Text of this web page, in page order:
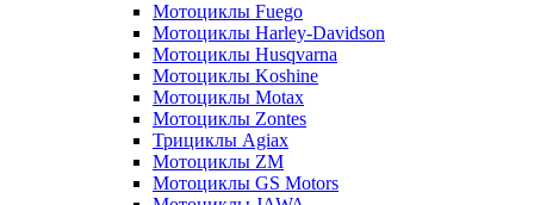
Мотоциклы Fuego
Мотоциклы Harley-Davidson
Мотоциклы Husqvarna
Мотоциклы Koshine
Мотоциклы Motax
Мотоциклы Zontes
Трициклы Agiax
Мотоциклы ZM
Мотоциклы GS Motors